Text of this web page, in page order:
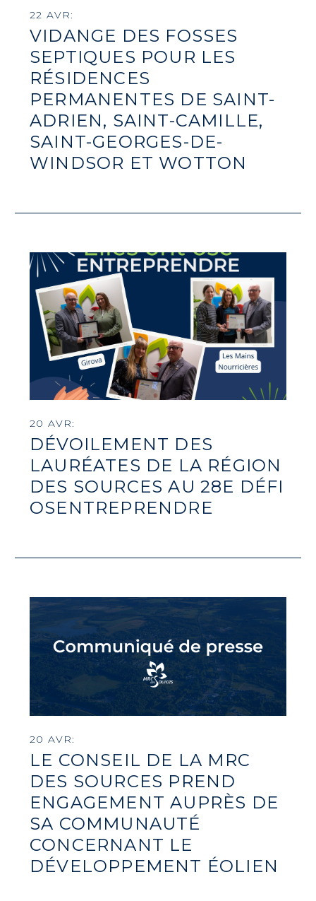
22 AVR:
VIDANGE DES FOSSES
SEPTIQUES POUR LES
RÉSIDENCES
PERMANENTES DE SAINT-
ADRIEN, SAINT-CAMILLE,
SAINT-GEORGES-DE-
WINDSOR ET WOTTON
20 AVR:
DÉVOILEMENT DES
LAURÉATES DE LA RÉGION
DES SOURCES AU 28E DÉFI
OSENTREPRENDRE
20 AVR:
LE CONSEIL DE LA MRC
DES SOURCES PREND
ENGAGEMENT AUPRÈS DE
SA COMMUNAUTÉ
CONCERNANT LE
DÉVELOPPEMENT ÉOLIEN